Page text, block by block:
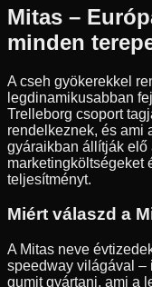
Mitas –
minden
A cseh gyökerekkel
legdinamikusabban
Trelleborg csoport
rendelkeznek, és ami
gyáraikban állítják elő
marketingköltségeket
teljesítményt.
Miért válaszd a
A Mitas neve
speedway világával –
gumit gyártani, ami a